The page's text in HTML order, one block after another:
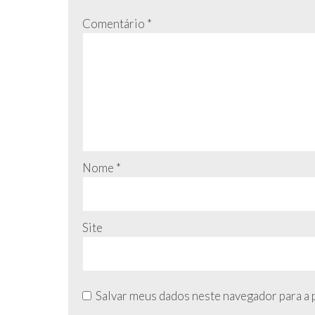
Comentário *
Nome *
Site
Salvar meus dados neste navegador para